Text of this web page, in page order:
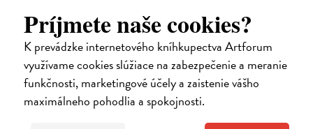
Príjmete naše cookies?
K prevádzke internetového kníhkupectva Artforum
využívame cookies slúžiace na zabezpečenie a meranie
funkčnosti, marketingové účely a zaistenie vášho
maximálneho pohodlia a spokojnosti.
Ďalšie z kategórie svetová
beletria
na sklade